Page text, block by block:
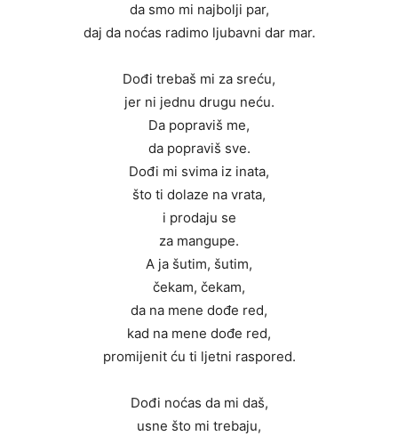
da smo mi najbolji par,
daj da noćas radimo ljubavni dar mar.
Dođi trebaš mi za sreću,
jer ni jednu drugu neću.
Da popraviš me,
da popraviš sve.
Dođi mi svima iz inata,
što ti dolaze na vrata,
i prodaju se
za mangupe.
A ja šutim, šutim,
čekam, čekam,
da na mene dođe red,
kad na mene dođe red,
promijenit ću ti ljetni raspored.
Dođi noćas da mi daš,
usne što mi trebaju,